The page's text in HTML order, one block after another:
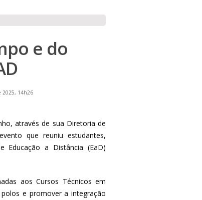
e do
14h26
através de sua Diretoria de
que reuniu estudantes,
Educação a Distância (EaD)
aos Cursos Técnicos em
e promover a integração